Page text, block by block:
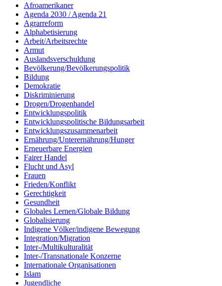
Afroamerikaner
Agenda 2030 / Agenda 21
Agrarreform
Alphabetisierung
Arbeit/Arbeitsrechte
Armut
Auslandsverschuldung
Bevölkerung/Bevölkerungspolitik
Bildung
Demokratie
Diskriminierung
Drogen/Drogenhandel
Entwicklungspolitik
Entwicklungspolitische Bildungsarbeit
Entwicklungszusammenarbeit
Ernährung/Unterernährung/Hunger
Erneuerbare Energien
Fairer Handel
Flucht und Asyl
Frauen
Frieden/Konflikt
Gerechtigkeit
Gesundheit
Globales Lernen/Globale Bildung
Globalisierung
Indigene Völker/indigene Bewegung
Integration/Migration
Inter-/Multikulturalität
Inter-/Transnationale Konzerne
Internationale Organisationen
Islam
Jugendliche